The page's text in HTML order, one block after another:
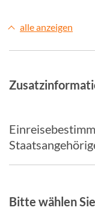
alle anzeigen
Bitte wählen